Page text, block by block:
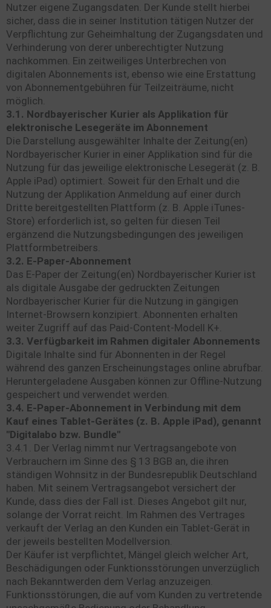
Nutzer eigene Zugangsdaten. Der Kunde stellt hierbei
sicher, dass die in seiner Institution tätigen Nutzer der
Verpflichtung zur Geheimhaltung der Zugangsdaten und
Verhinderung von derer unberechtigter Nutzung
nachkommen. Ein zeitweiliges Unterbrechen von
digitalen Abonnements ist, ebenso wie eine Erstattung
von Abonnementgebühren für Teilzeiträume, nicht
möglich.
3.1. Nordbayerischer Kurier als Applikation für
elektronische Lesegeräte im Abonnement
Die Darstellung ausgewählter Inhalte der Zeitung(en)
Nordbayerischer Kurier in einer Applikation sind für die
Nutzung für das jeweilige elektronische Lesegerät (z. B.
Apple iPad) optimiert. Soweit für den Erhalt und die
Nutzung der Applikation Anmeldung auf einer durch
Dritte bereitgestellten Plattform (z. B. Apple iTunes-
Store) erforderlich ist, so gelten für diesen Teil
ergänzend die Nutzungsbedingungen des jeweiligen
Plattformbetreibers.
3.2. E-Paper-Abonnement
Das E-Paper der Zeitung(en) Nordbayerischer Kurier ist
als digitale Ausgabe der gedruckten Zeitungen
Nordbayerischer Kurier für die Nutzung in gängigen
Internet-Browsern konzipiert. Abonnenten erhalten
weiter Zugriff auf das Paid-Content-Modell K+.
3.3. Verfügbarkeit im Rahmen digitaler Abonnements
Digitale Inhalte sind für Abonnenten in der Regel
während des ganzen Erscheinungstages online abrufbar.
Heruntergeladene Ausgaben können zur Offline-Nutzung
gespeichert und verwendet werden.
3.4. E-Paper-Abonnement in Verbindung mit dem
Kauf eines Tablet-Gerätes (z. B. Apple iPad), genannt
"Digitalabo bzw. Bundle"
3.4.1. Der Verlag nimmt nur Vertragsangebote von
Verbrauchern im Sinne des § 13 BGB an, die ihren
ständigen Wohnsitz in der Bundesrepublik Deutschland
haben. Mit seinem Vertragsangebot versichert der
Kunde, dass dies der Fall ist. Dieses Angebot gilt nur,
solange der Vorrat reicht. Im Rahmen des Vertrages
verkauft der Verlag an den Kunden ein Tablet-Gerät in
der jeweils bestellten Modellversion.
Der Käufer ist verpflichtet, Mängel gleich welcher Art,
Beschädigungen oder Funktionsstörungen unverzüglich
nach Bekanntwerden dem Verlag anzuzeigen.
Funktionsstörungen, die auf vom Kunden zu vertretende